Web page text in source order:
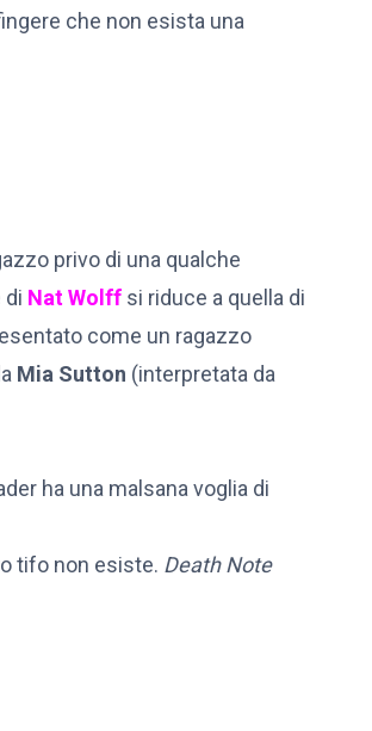
che non esista una
privo di una qualche
di Nat Wolff si riduce a quella di
come un ragazzo
Mia Sutton (interpretata da
ha una malsana voglia di
tifo non esiste. Death Note